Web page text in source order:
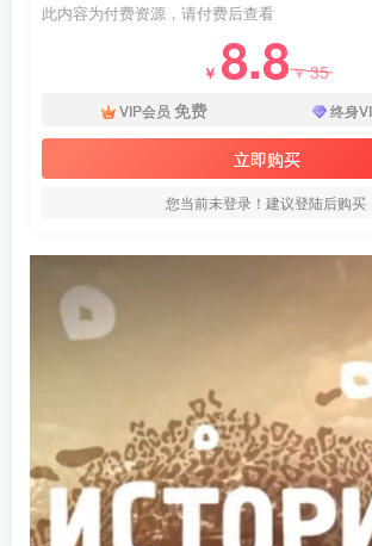
此内容为付费资源，请付费后查看
￥ 8.8￥35
VIP会员 免费 终身
立即购买
您当前未登录！建议登陆后购买